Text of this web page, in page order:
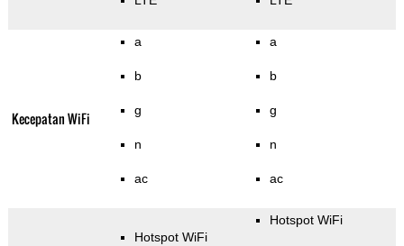
Kecepatan WiFi
a
b
g
n
ac
a
b
g
n
ac
Hotspot WiFi
Hotspot WiFi